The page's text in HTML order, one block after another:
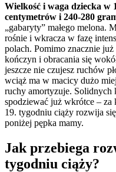
Wielkość i waga dziecka w
centymetrów i 240-280
„gabaryty” małego melona.
rośnie i wkracza w fazę
polach. Pomimo znacznie
kończyn i obracania się
jeszcze nie czujesz ruchów
wciąż ma w macicy dużo
ruchy amortyzuje. Solidnych
spodziewać już wkrótce –
19. tygodniu ciąży rozwija
poniżej pępka mamy.
Jak przebiega
tygodniu ciąży?